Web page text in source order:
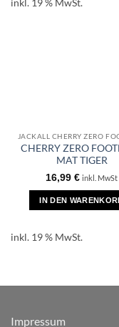
CHERRY ZERO
MAT TIGER
16,99 € inkl. MwSt
IN DEN
inkl. 19 % MwSt.
Impressum